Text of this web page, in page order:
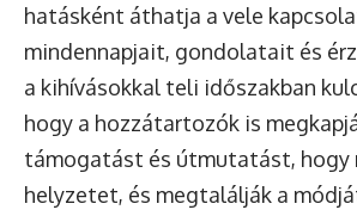
hatásként áthatja a vele
mindennapjait, gondolatait és
a kihívásokkal teli időszakban
hogy a hozzátartozók is
támogatást és útmutatást, hogy
helyzetet, és megtalálják a